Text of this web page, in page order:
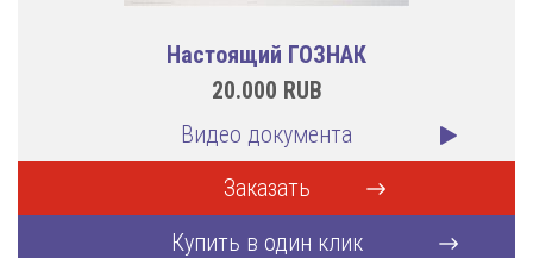
Настоящий ГОЗНАК
20.000 RUB
Видео документа
Заказать
Купить в один клик